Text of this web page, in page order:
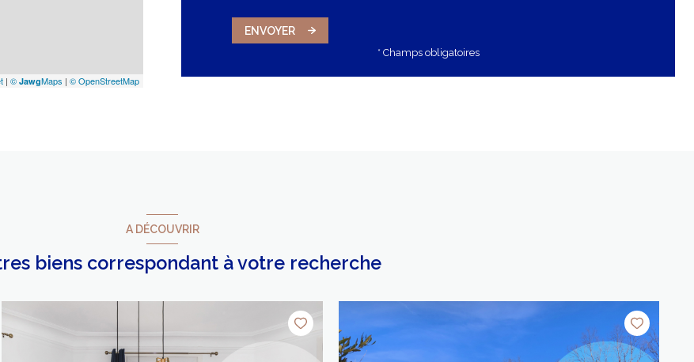
| © JawgMaps | © OpenStreetMap
ENVOYER
* Champs obligatoires
A DÉCOUVRIR
biens correspondant à votre recherche